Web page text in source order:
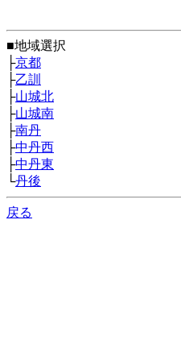
■地域選択
├京都
├乙訓
├山城北
├山城南
├南丹
├中丹西
├中丹東
└丹後
戻る